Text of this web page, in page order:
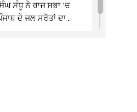
ਸੰਧੂ ਨੇ ਰਾਜ ਸਭਾ 'ਚ
ਦੇ ਜਲ ਸਰੋਤਾਂ ਦਾ...